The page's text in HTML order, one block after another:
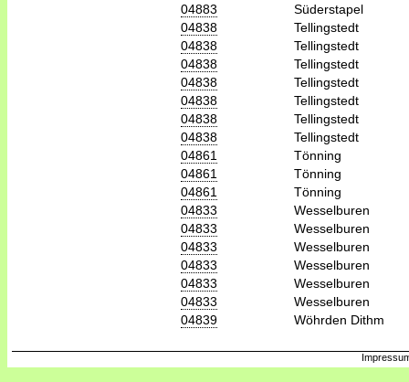
04883
Süderstapel
04838
Tellingstedt
04838
Tellingstedt
04838
Tellingstedt
04838
Tellingstedt
04838
Tellingstedt
04838
Tellingstedt
04838
Tellingstedt
04861
Tönning
04861
Tönning
04861
Tönning
04833
Wesselburen
04833
Wesselburen
04833
Wesselburen
04833
Wesselburen
04833
Wesselburen
04833
Wesselburen
04839
Wöhrden Dithm